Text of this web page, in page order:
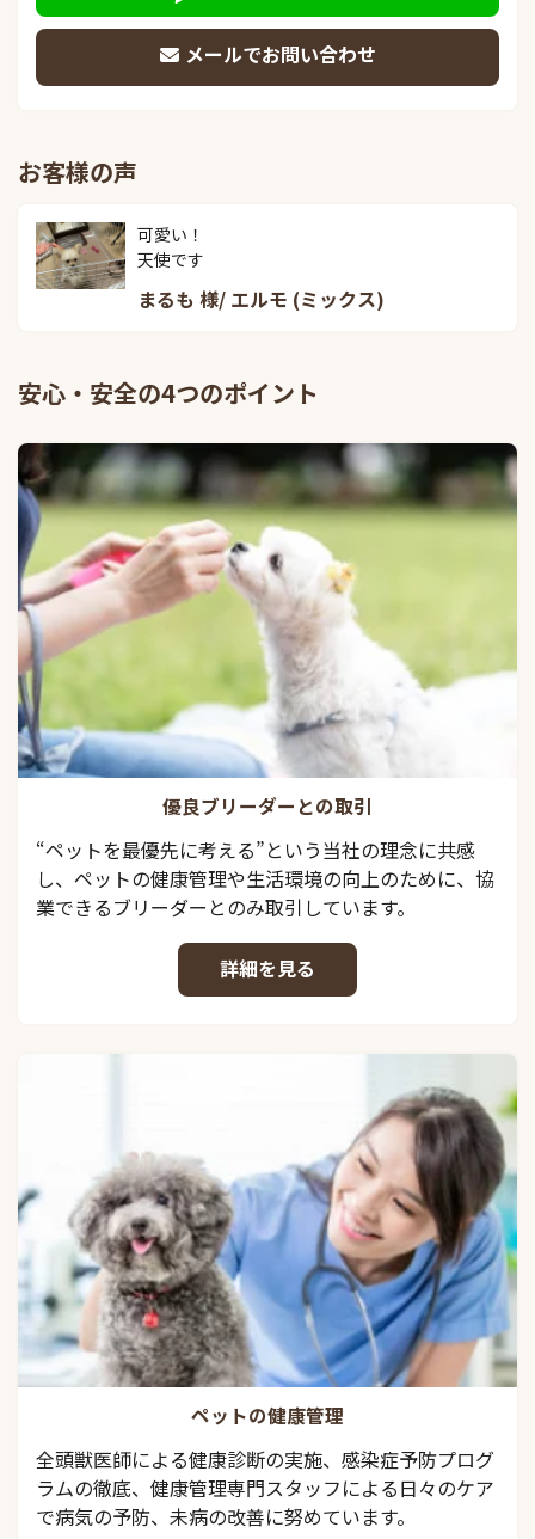
メールでお問い合わせ
お客様の声
可愛い！
天使です
まるも 様/ エルモ (ミックス)
安心・安全の4つのポイント
優良ブリーダーとの取引
“ペットを最優先に考える”という当社の理念に共感
し、ペットの健康管理や生活環境の向上のために、協
業できるブリーダーとのみ取引しています。
詳細を見る
ペットの健康管理
全頭獣医師による健康診断の実施、感染症予防プログ
ラムの徹底、健康管理専門スタッフによる日々のケア
で病気の予防、未病の改善に努めています。